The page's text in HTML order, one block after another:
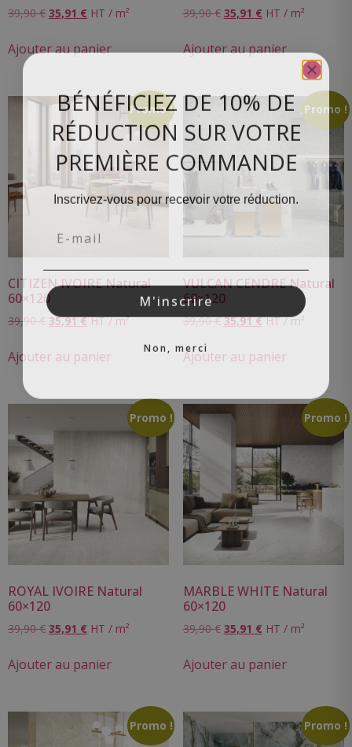
39,90€ 35,91 € HT / m²
Ajouter au panier
39,90€ 35,91 € HT / m²
Ajouter au panier
Promo !
CITIZEN IVOIRE Natural
60×120
39,90€ 35,91€ HT / m²
Ajouter au panier
Promo !
VULCAN CENDRE Natural
60×120
39,90€ 35,91€ HT / m²
Ajouter au panier
Promo !
ROYAL IVOIRE Natural
60×120
39,90€ 35,91 € HT / m²
Ajouter au panier
Promo !
MARBLE WHITE Natural
60×120
39,90€ 35,91 € HT / m²
Ajouter au panier
Promo ! Promo !
BÉNÉFICIEZ DE 10% DE
RÉDUCTION SUR VOTRE
PREMIÈRE COMMANDE
Inscrivez-vous pour recevoir votre réduction.
M'inscrire
Non, merci